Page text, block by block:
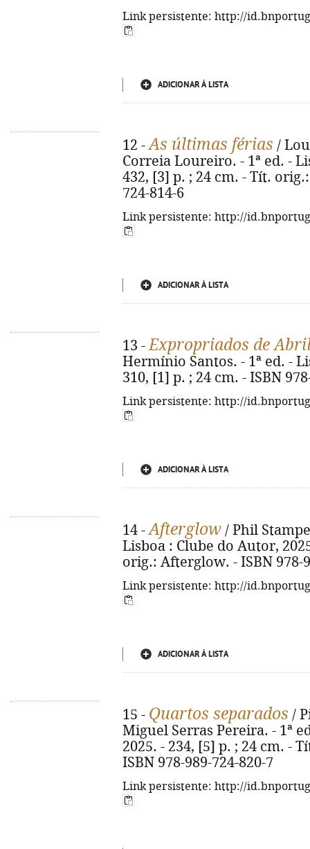
Link persistente: http://
ADICIONAR À LISTA
12 -As últimas férias /
Correia Loureiro. - 1ª ed. -
432, [3] p. ; 24 cm. - Tít.
724-814-6
Link persistente: http://
ADICIONAR À LISTA
13 -Expropriados de
Hermínio Santos. - 1ª ed. -
310, [1] p. ; 24 cm. - ISBN
Link persistente: http://
ADICIONAR À LISTA
14 -Afterglow / Phil
Lisboa : Clube do Autor,
orig.: Afterglow. - ISBN 978-
Link persistente: http://
ADICIONAR À LISTA
15 - Quartos separados /
Miguel Serras Pereira. - 1ª
2025. - 234, [5] p. ; 24 cm. -
ISBN 978-989-724-820-7
Link persistente: http://